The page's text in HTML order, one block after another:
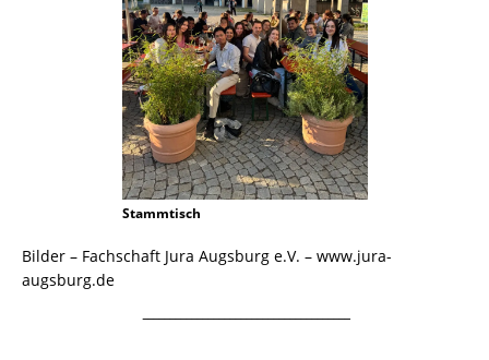
Stammtisch
Bilder – Fachschaft Jura Augsburg e.V. – www.jura-
augsburg.de
¯¯¯¯¯¯¯¯¯¯¯¯¯¯¯¯¯¯¯¯¯¯¯¯¯¯¯¯¯¯¯¯¯¯¯¯¯¯